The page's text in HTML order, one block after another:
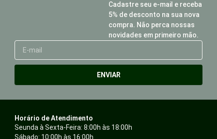
Cadastre seu e-mail e receba
5% de desconto na sua nova
compra. Não perca nossas
novidades em primeiro mão.
mail
ENVIAR
Horário de Atendimento
Seunda à Sexta-Feira: 8:00h às 18:00h
Sábado: 10:00h às 16:00h